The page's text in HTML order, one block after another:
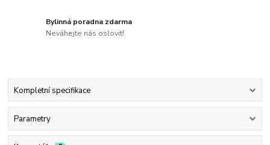
Bylinná poradna zdarma
Neváhejte nás oslovit!
Kompletní specifikace
Parametry